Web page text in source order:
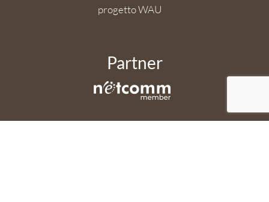
progetto WAU
Partner